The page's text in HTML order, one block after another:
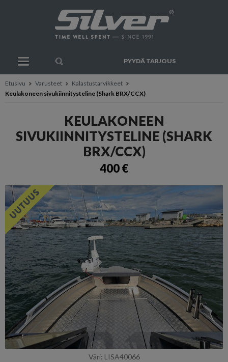
PYYDÄ TARJOUS
Etusivu Varusteet
Kalastustarvikkeet
Keulakoneen sivukiinnitysteline (Shark BRX/CCX)
KEULAKONEEN
SIVUKIINNITYSTELINE (SHARK
BRX/CCX)
400 €
Väri: LISA40066